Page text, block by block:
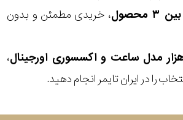
، خریدی مطمئن و بدون
،
را در ایران تایمر انجام دهید.